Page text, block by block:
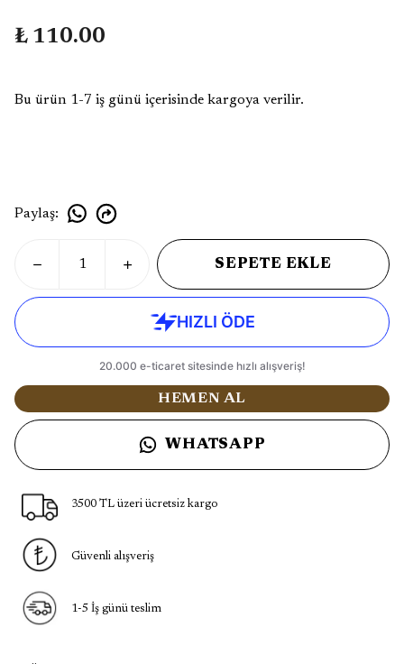
₺ 110.00
Bu ürün 1-7 iş günü içerisinde kargoya verilir.
Paylaş:
SEPETE EKLE
HEMEN AL
WHATSAPP
3500 TL üzeri ücretsiz kargo
Güvenli alışveriş
1-5 İş günü teslim